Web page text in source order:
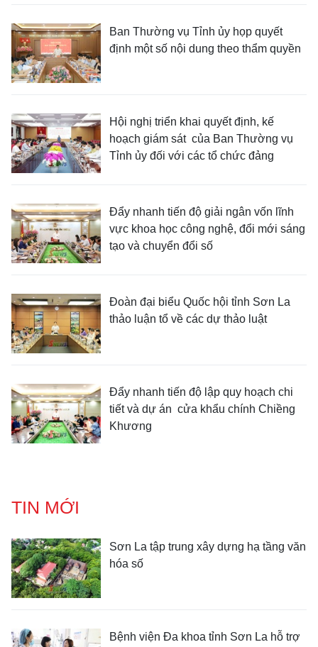
Ban Thường vụ Tỉnh ủy họp quyết
định một số nội dung theo thẩm quyền
Hội nghị triển khai quyết định, kế
hoạch giám sát của Ban Thường vụ
Tỉnh ủy đối với các tổ chức đảng
Đẩy nhanh tiến độ giải ngân vốn lĩnh
vực khoa học công nghệ, đổi mới sáng
tạo và chuyển đổi số
Đoàn đại biểu Quốc hội tỉnh Sơn La
thảo luận tổ về các dự thảo luật
Đẩy nhanh tiến độ lập quy hoạch chi
tiết và dự án cửa khẩu chính Chiềng
Khương
TIN MỚI
Sơn La tập trung xây dựng hạ tầng văn
hóa số
Bệnh viện Đa khoa tỉnh Sơn La hỗ trợ